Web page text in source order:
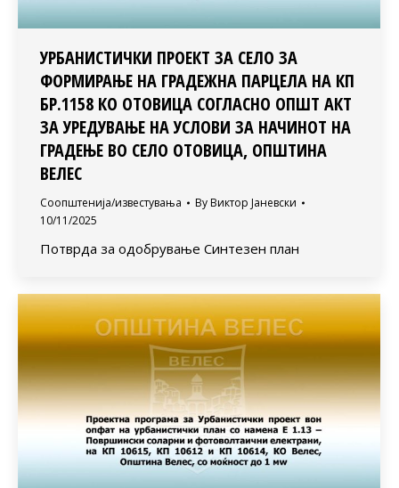
УРБАНИСТИЧКИ ПРОЕКТ ЗА СЕЛО ЗА
ФОРМИРАЊЕ НА ГРАДЕЖНА ПАРЦЕЛА НА КП
БР.1158 КО ОТОВИЦА СОГЛАСНО ОПШТ АКТ
ЗА УРЕДУВАЊЕ НА УСЛОВИ ЗА НАЧИНОТ НА
ГРАДЕЊЕ ВО СЕЛО ОТОВИЦА, ОПШТИНА
ВЕЛЕС
Соопштенија/известувања By Виктор Јаневски
10/11/2025
Потврда за одобрување Синтезен план